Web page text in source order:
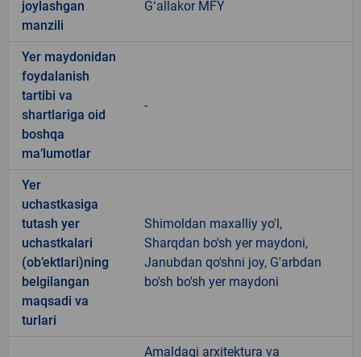
joylashgan
manzili
Gʻallakor MFY
Yer maydonidan
foydalanish
tartibi va
shartlariga oid
boshqa
ma’lumotlar
-
Yer
uchastkasiga
tutash yer
uchastkalari
(ob’ektlari)ning
belgilangan
maqsadi va
turlari
Shimoldan maxalliy yo'l,
Sharqdan bo'sh yer maydoni,
Janubdan qo'shni joy, G'arbdan
bo'sh bo'sh yer maydoni
Amaldagi arxitektura va